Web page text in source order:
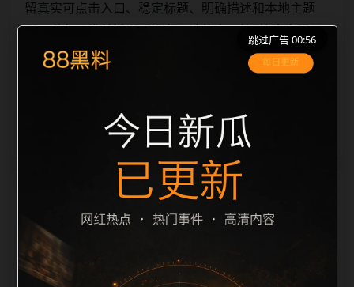
留真实可点击入口、稳定标题、明确描述和本地主题
图，避免只堆关键词而没有可读信息。第5篇内容用于
补齐栏目深度，同时帮助 sitemap、栏目页、首页推荐
形成更自然的内链关系。图片说明统一绑定站点主关键
文、图片 alt、title 之间识
栏目内容归集
别一致主题。后续每日采集时，建议继续执行远程图片
本地化、坏图默认图兜底、标题去重和 description 长
度过滤。如果同一主题下有多个相近页面，应通过不同
跳过广告 00:56